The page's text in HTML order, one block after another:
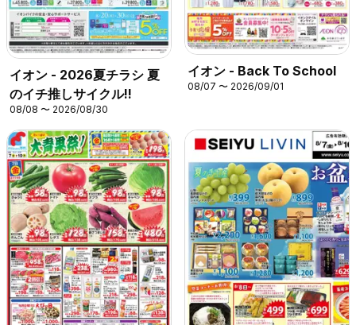
イオン - 2026夏チラシ 夏
のイチ推しサイクル!!
08/08 〜 2026/08/30
イオン - Back To School
08/07 〜 2026/09/01